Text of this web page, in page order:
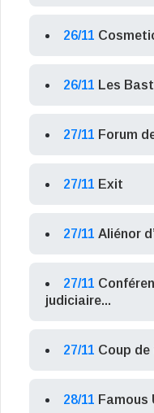
26/11
26/11 Les
27/11 Forum
27/11 Exit
27/11 Aliénor
27/11
judiciaire...
27/11 Coup
28/11 Famous